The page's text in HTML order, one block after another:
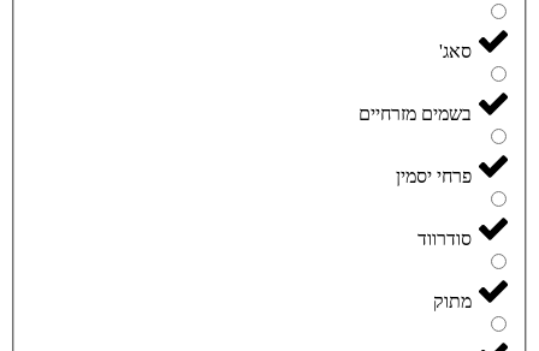
סאג'
בשמים מזרחיים
פרחי יסמין
סודרווד
מתוק